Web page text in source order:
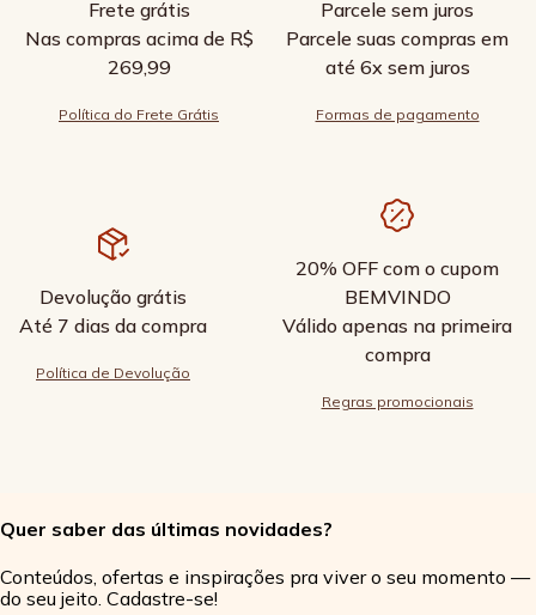
Frete grátis
Nas compras acima de R$
269,99
Política do Frete Grátis
Parcele sem juros
Parcele suas compras em
até 6x sem juros
Formas de pagamento
Devolução grátis
Até 7 dias da compra
Política de Devolução
20% OFF com o cupom
BEMVINDO
Válido apenas na primeira
compra
Regras promocionais
Quer saber das últimas novidades?
Conteúdos, ofertas e inspirações pra viver o seu momento —
do seu jeito. Cadastre-se!